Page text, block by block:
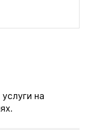
на